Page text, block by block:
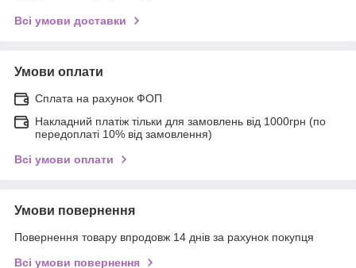
Всі умови доставки
Умови оплати
Сплата на рахунок ФОП
Накладний платіж тільки для замовлень від 1000грн (по
передоплаті 10% від замовлення)
Всі умови оплати
Умови повернення
Повернення товару впродовж 14 днів за рахунок покупця
Всі умови повернення